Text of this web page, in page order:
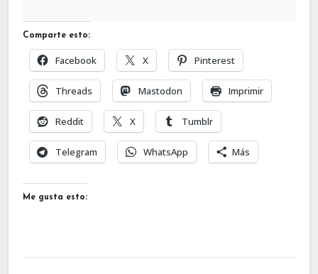
Comparte esto:
Facebook X Pinterest
Threads Mastodon Imprimir
Reddit X Tumblr
Telegram WhatsApp Más
Me gusta esto: